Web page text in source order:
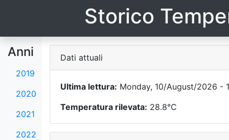
Storico
Anni
2019
2020
2021
2022
Dati attuali
Ultima lettura: Monday, 10/August/2026 -
Temperatura rilevata: 28.8°C